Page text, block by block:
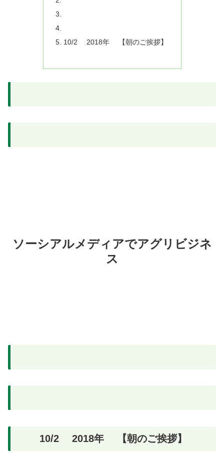
10/2 2018年 【朝のご挨拶】
ソーシアルメディアでアグリビジネ
ス
10/2 2018年 【朝のご挨拶】